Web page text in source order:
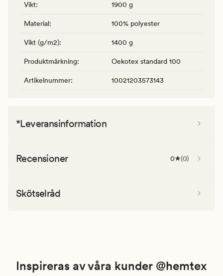
Vikt: 1900 g
Material: 100% polyester
Vikt (g/m2): 1400 g
Produktmärkning: Oekotex standard 100
Artikelnummer: 10021203573143
*Leveransinformation
Recensioner 0 (0)
Skötselråd
Inspireras av våra kunder @hemtex